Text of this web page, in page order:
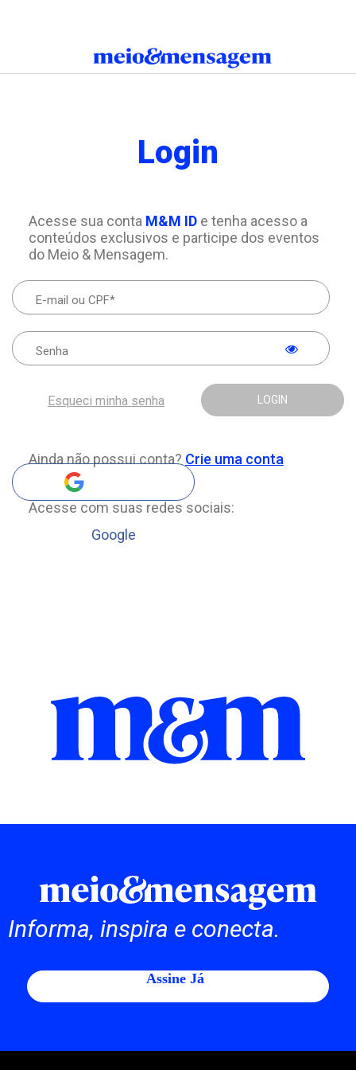
Login
Acesse sua conta M&M IDe tenha acesso a
conteúdos exclusivos e participe dos eventos
do Meio & Mensagem.
LOGIN
Esqueci minha senha
Ainda não possui conta? Crie uma conta
Acesse com suas redes sociais:
Google
Informa, inspira e conecta.
Assine Já